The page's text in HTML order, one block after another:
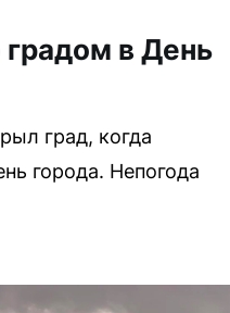
в День
град, когда
города. Непогода